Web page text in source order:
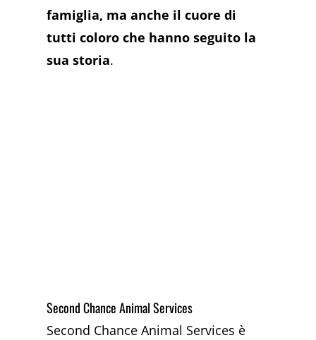
famiglia, ma anche il cuore di
tutti coloro che hanno seguito la
sua storia.
Second Chance Animal Services
Second Chance Animal Services è